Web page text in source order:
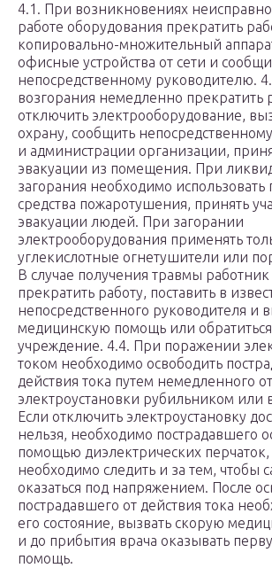
4.1. При возникновениях
работе оборудования прекратить
копировально-множительный
офисные устройства от сети и
непосредственному руководителю.
возгорания немедленно прекратить
отключить электрооборудование,
охрану, сообщить
и администрации организации,
эвакуации из помещения. При
загорания необходимо
средства пожаротушения, принять
эвакуации людей. При загорании
электрооборудования применять
углекислотные огнетушители или
В случае получения травмы работник
прекратить работу, поставить в
непосредственного руководителя и
медицинскую помощь или
учреждение. 4.4. При поражении
током необходимо освободить
действия тока путем немедленного
электроустановки рубильником или
Если отключить электроустановку
нельзя, необходимо пострадавшего
помощью диэлектрических
необходимо следить и за тем, чтобы
оказаться под напряжением. После
пострадавшего от действия тока
его состояние, вызвать скорую
и до прибытия врача оказывать
помощь.